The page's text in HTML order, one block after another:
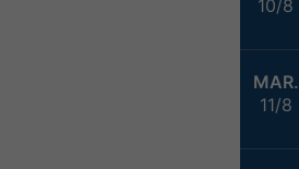
10/8
MAR.
11/8